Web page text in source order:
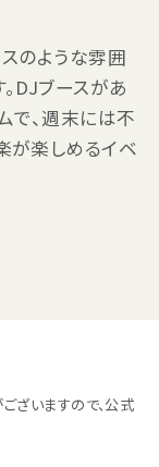
のような雰囲
DJブースがあ
で、週末には不
が楽しめるイベ
ざいますので、公式